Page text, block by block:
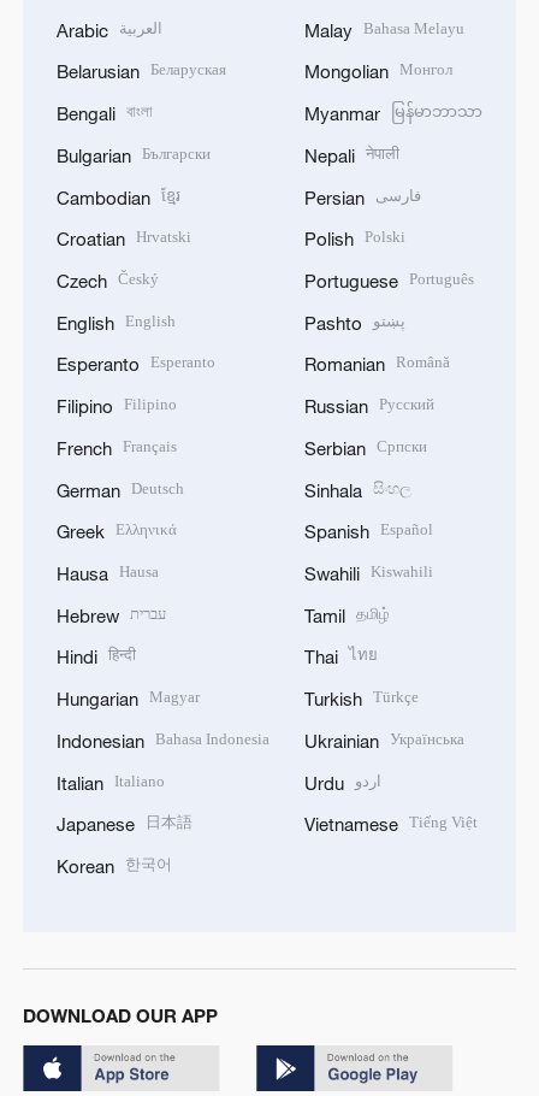
Arabic العربية
Belarusian Беларуская
Bengali বাংলা
Bulgarian Български
Cambodian ខ្មែរ
Croatian Hrvatski
Czech Český
English English
Esperanto Esperanto
Filipino Filipino
French Français
German Deutsch
Greek Ελληνικά
Hausa Hausa
Hebrew עברית
Hindi हिन्दी
Hungarian Magyar
Indonesian Bahasa Indonesia
Italian Italiano
Japanese 日本語
Korean 한국어
Malay Bahasa Melayu
Mongolian Монгол
Myanmar မြန်မာဘာသာ
Nepali नेपाली
Persian فارسی
Polish Polski
Portuguese Português
Pashto پښتو
Romanian Română
Russian Русский
Serbian Српски
Sinhala සිංහල
Spanish Español
Swahili Kiswahili
Tamil தமிழ்
Thai ไทย
Turkish Türkçe
Ukrainian Українська
Urdu اردو
Vietnamese Tiếng Việt
DOWNLOAD OUR APP